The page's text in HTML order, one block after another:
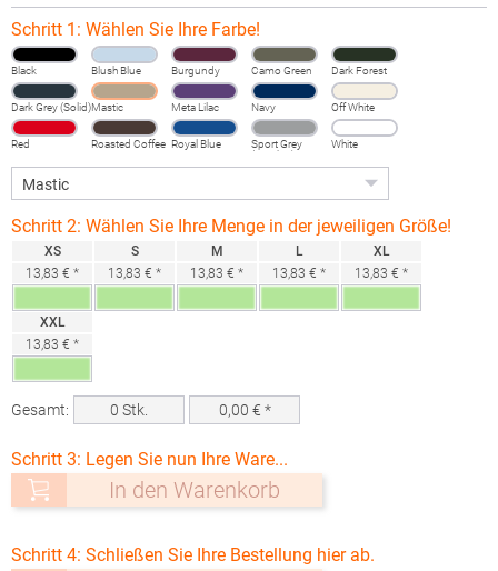
Schritt 1: Wählen Sie Ihre Farbe!
Black Blush Blue Burgundy Camo Green Dark Forest
Dark Grey (Solid)Mastic Meta Lilac Navy Off White
Red Roasted Coffee Royal Blue
Sport Grey
(Heather)
White
Schritt 2: Wählen Sie Ihre Menge in der jeweiligen Größe!
XS
13,83 € *
S
13,83 € *
M
13,83 € *
L
13,83 € *
XL
13,83 € *
XXL
13,83 € *
Gesamt: 0 Stk. 0,00 € *
Schritt 3: Legen Sie nun Ihre Ware...
In den Warenkorb
Schritt 4: Schließen Sie Ihre Bestellung hier ab.